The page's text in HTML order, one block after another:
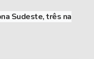
Sudeste, três na